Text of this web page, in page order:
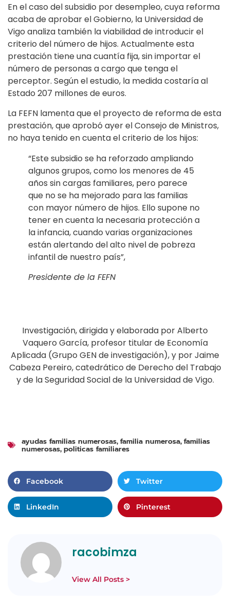
En el caso del subsidio por desempleo, cuya reforma
acaba de aprobar el Gobierno, la Universidad de
Vigo analiza también la viabilidad de introducir el
criterio del número de hijos. Actualmente esta
prestación tiene una cuantía fija, sin importar el
número de personas a cargo que tenga el
perceptor. Según el estudio, la medida costaría al
Estado 207 millones de euros.
La FEFN lamenta que el proyecto de reforma de esta
prestación, que aprobó ayer el Consejo de Ministros,
no haya tenido en cuenta el criterio de los hijos:
“Este subsidio se ha reforzado ampliando
algunos grupos, como los menores de 45
años sin cargas familiares, pero parece
que no se ha mejorado para las familias
con mayor número de hijos. Ello supone no
tener en cuenta la necesaria protección a
la infancia, cuando varias organizaciones
están alertando del alto nivel de pobreza
infantil de nuestro país”,
Presidente de la FEFN
Investigación, dirigida y elaborada por Alberto
Vaquero García, profesor titular de Economía
Aplicada (Grupo GEN de investigación), y por Jaime
Cabeza Pereiro, catedrático de Derecho del Trabajo
y de la Seguridad Social de la Universidad de Vigo.
ayudas familias numerosas, familia numerosa, familias
numerosas, politicas familiares
Facebook Twitter
LinkedIn Pinterest
racobimza
View All Posts >